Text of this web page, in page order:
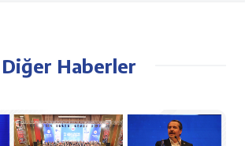
Diğer Haberler